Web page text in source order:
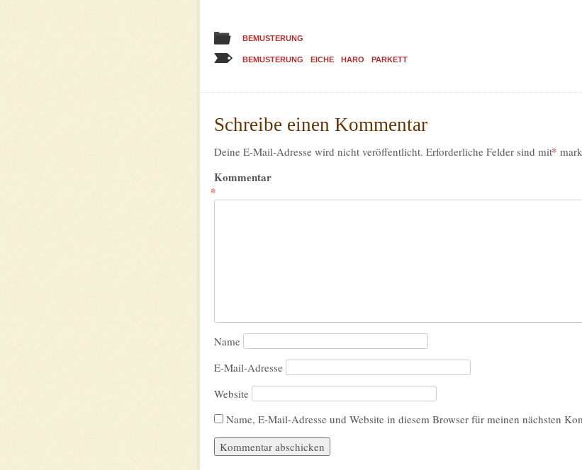
BEMUSTERUNG
BEMUSTERUNG EICHE HARO PARKETT
Schreibe einen Kommentar
Deine E-Mail-Adresse wird nicht veröffentlicht. Erforderliche Felder sind mit*
Kommentar
*
Name
E-Mail-Adresse
Website
Name, E-Mail-Adresse und Website in diesem Browser für meinen nächsten